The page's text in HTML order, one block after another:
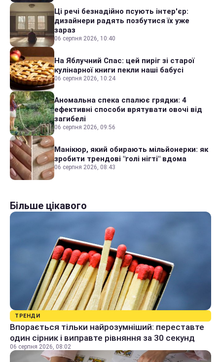
Ці речі безнадійно псують інтер'єр:
дизайнери радять позбутися їх уже
зараз
06 серпня 2026, 10:40
На Яблучний Спас: цей пиріг зі старої
кулінарної книги пекли наші бабусі
06 серпня 2026, 10:24
Аномальна спека спалює грядки: 4
ефективні способи врятувати овочі від
загибелі
06 серпня 2026, 09:56
Манікюр, який обирають мільйонерки: як
зробити трендові "голі нігті" вдома
06 серпня 2026, 08:43
Більше цікавого
ТРЕНДИ
Впорається тільки найрозумніший: переставте
один сірник і виправте рівняння за 30 секунд
06 серпня 2026, 08:02